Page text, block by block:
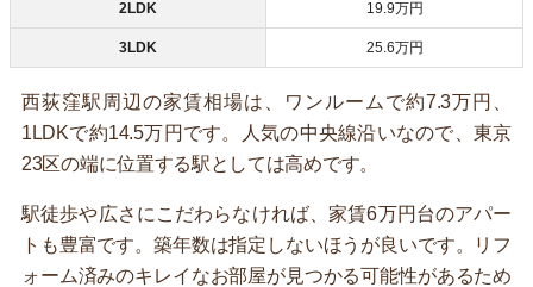
2LDK 19.9万円
3LDK 25.6万円
西荻窪駅周辺の家賃相場は、ワンルームで約7.3万円、
1LDKで約14.5万円です。人気の中央線沿いなので、東京
23区の端に位置する駅としては高めです。
駅徒歩や広さにこだわらなければ、家賃6万円台のアパー
トも豊富です。築年数は指定しないほうが良いです。リフ
ォーム済みのキレイなお部屋が見つかる可能性があるため